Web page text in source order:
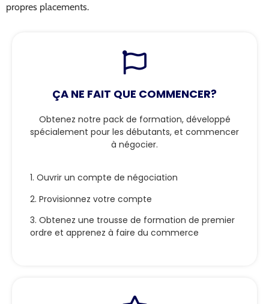
propres placements.
ÇA NE FAIT QUE COMMENCER?
Obtenez notre pack de formation, développé
spécialement pour les débutants, et commencer
à négocier.
1. Ouvrir un compte de négociation
2. Provisionnez votre compte
3. Obtenez une trousse de formation de premier
ordre et apprenez à faire du commerce